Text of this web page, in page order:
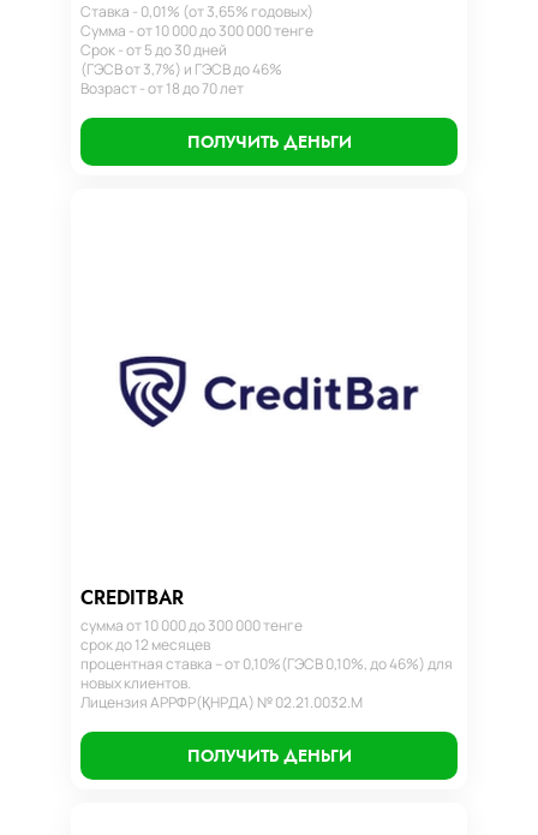
Ставка - 0,01% (от 3,65% годовых)
Сумма - от 10 000 до 300 000 тенге
Срок - от 5 до 30 дней
(ГЭСВ от 3,7%) и ГЭСВ до 46%
Возраст - от 18 до 70 лет
ПОЛУЧИТЬ ДЕНЬГИ
CREDITBAR
сумма от 10 000 до 300 000 тенге
срок до 12 месяцев
процентная ставка – от 0,10%(ГЭСВ 0,10%, до 46%) для
новых клиентов.
Лицензия АРРФР(ҚНРДА) № 02.21.0032.М
ПОЛУЧИТЬ ДЕНЬГИ